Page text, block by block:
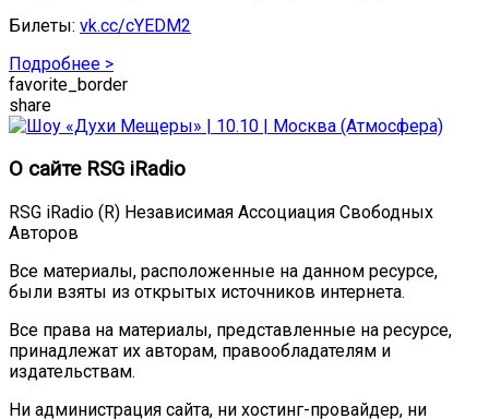
Билеты: vk.cc/cYEDM2
Подробнее >
favorite_border
share
О сайте RSG iRadio
RSG iRadio (R) Независимая Ассоциация Свободных
Авторов
Все материалы, расположенные на данном ресурсе,
были взяты из открытых источников интернета.
Все права на материалы, представленные на ресурсе,
принадлежат их авторам, правообладателям и
издательствам.
Ни администрация сайта, ни хостинг-провайдер, ни